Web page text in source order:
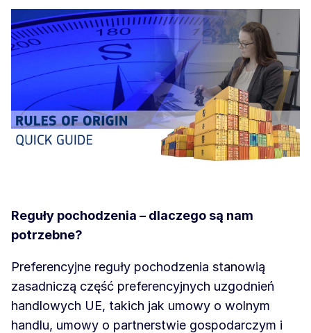
Reguły pochodzenia – dlaczego są nam
potrzebne?
Preferencyjne reguły pochodzenia stanowią
zasadniczą część preferencyjnych uzgodnień
handlowych UE, takich jak umowy o wolnym
handlu, umowy o partnerstwie gospodarczym i